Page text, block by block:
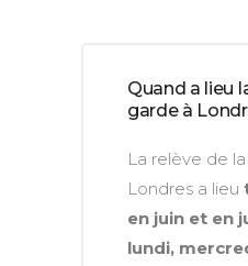
Quand a lieu
garde à
La relève de
Londres a lieu
en juin et en
lundi,